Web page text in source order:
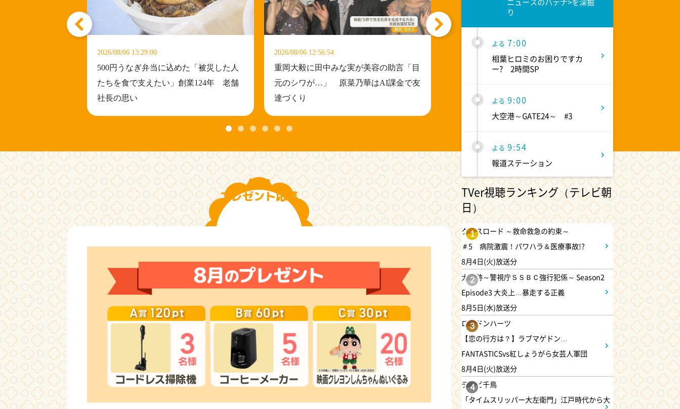
2026/08/06 12:56:54
重岡大毅に田中みな実が美容の助言「目
元のシワが…」 原菜乃華はAI課金で友
達づくり
2026/08/06 12:52:56
SixTONES・田中樹 コスメアンバサダ
ー就任 “いい男の休日”明かす
“3畳”狭小物件の住み心地は 人気エリ
居率99％
検定
プレゼント応募
り
よる 7:00
相葉ヒロミのお困りですカ
ー? 2時間SP
よる 9:00
大空港～GATE24～ #3
よる 9:54
報道ステーション
よる 11:10
熱闘甲子園 涙は、強さにな
る。
よる 11:40
And One
よる 11:45
アメトーーク! CLUB配信で見
られる懐かし回&傑作回
深夜 0:45
見取り図じゃん 【1人で見
て】小声の会…アノ人が退場で
す
TVer視聴ランキング（テレビ朝
日）
1
クロスロード ～救命救急の約束～
＃5 病院激震！パワハラ＆医療事故!?
8月4日(火)放送分
2
大追跡～警視庁ＳＳＢＣ強行犯係～ Season2
Episode3 大炎上…暴走する正義
8月5日(水)放送分
3
ロンドンハーツ
【恋の行方は？】ラブマゲドン…
FANTASTICSvs紅しょうがら女芸人軍団
8月4日(火)放送分
4
テレビ千鳥
「タイムスリッパー大左衛門」江戸時代から大